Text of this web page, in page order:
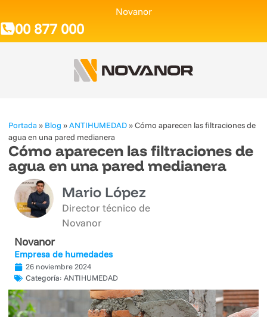
Novanor
900 877 000
Portada » Blog »ANTIHUMEDAD»Cómo aparecen las filtraciones de
agua en una pared medianera
Cómo aparecen las filtraciones de
agua en una pared medianera
Mario López
Director técnico de
Novanor
Novanor
Empresa de humedades
26 noviembre 2024
Categoría: ANTIHUMEDAD